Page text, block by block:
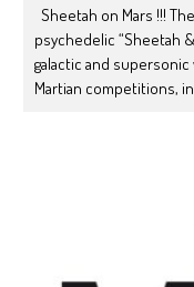
Sheetah on Mars !!!
psychedelic “Sheetah
galactic and
Martian competitions,